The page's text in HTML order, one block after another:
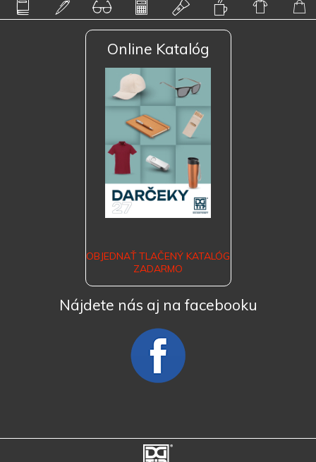
Online Katalóg
OBJEDNAŤ TLAČENÝ KATALÓG
ZADARMO
Nájdete nás aj na facebooku